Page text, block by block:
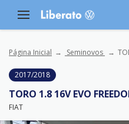
Página Inicial Seminovos
2017/2018
TORO 1.8 16V EVO
FIAT